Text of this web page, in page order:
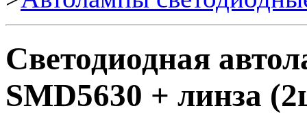
Светодиодная
SMD5630 + линза